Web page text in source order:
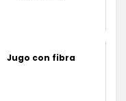
Jugo con fibra